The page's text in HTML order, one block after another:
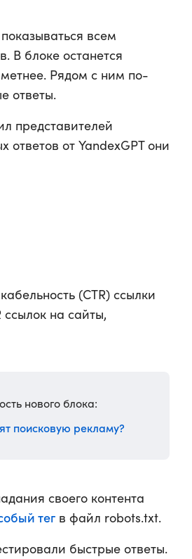
всем
В блоке останется
Рядом с ним по-
ответы.
представителей
от YandexGPT они
(CTR) ссылки
ссылок на сайты,
нового блока:
поисковую рекламу?
своего контента
тег в файл robots.txt.
быстрые ответы.